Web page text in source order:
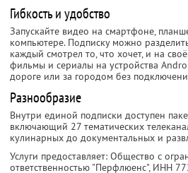
Гибкость и удобство
Запускайте видео на смартфоне,
компьютере. Подписку можно
каждый смотрел то, что хочет, и на
фильмы и сериалы на устройства
дороге или за городом без
Разнообразие
Внутри единой подписки доступен
включающий 27 тематических
кулинарных до документальных и
Услуги предоставляет: Общество с
ответственностью "Перфлюенс", ИНН